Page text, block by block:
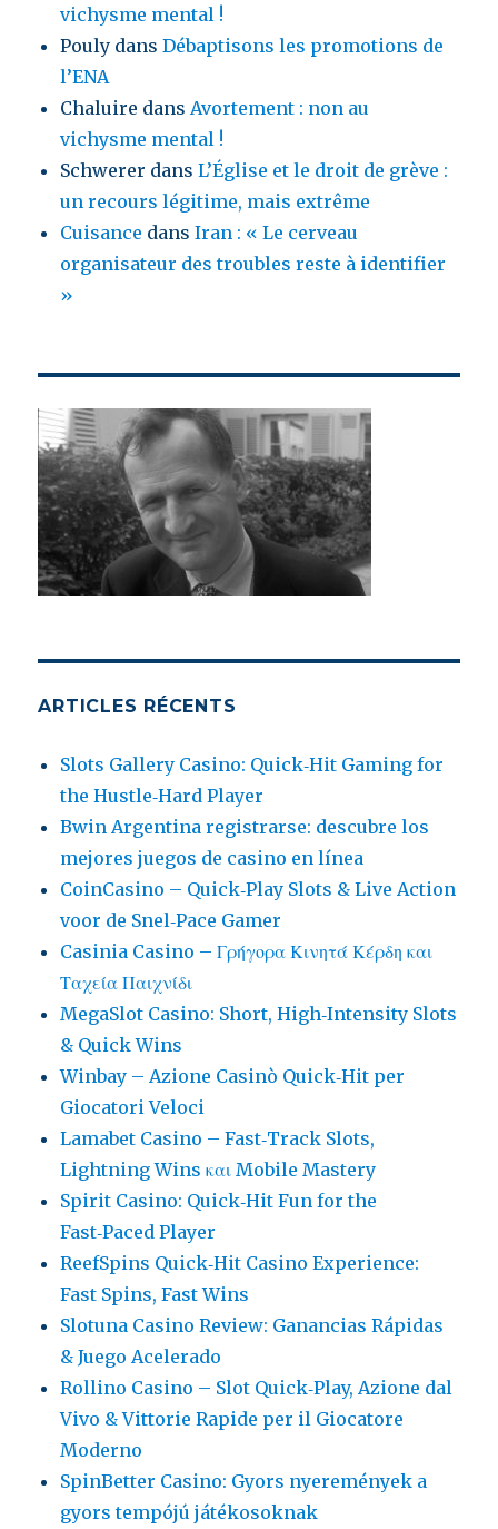
vichysme mental !
Pouly dansDébaptisons les promotions de
l’ENA
Chaluire dans Avortement : non au
vichysme mental !
Schwerer dansL’Église et le droit de grève :
un recours légitime, mais extrême
Cuisance dansIran : « Le cerveau
organisateur des troubles reste à identifier
»
ARTICLES RÉCENTS
Slots Gallery Casino: Quick‑Hit Gaming for
the Hustle‑Hard Player
Bwin Argentina registrarse: descubre los
mejores juegos de casino en línea
CoinCasino – Quick‑Play Slots & Live Action
voor de Snel‑Pace Gamer
Casinia Casino – Γρήγορα Κινητά Κέρδη και
Ταχεία Παιχνίδι
MegaSlot Casino: Short, High‑Intensity Slots
& Quick Wins
Winbay – Azione Casinò Quick‑Hit per
Giocatori Veloci
Lamabet Casino – Fast‑Track Slots,
Lightning Wins και Mobile Mastery
Spirit Casino: Quick‑Hit Fun for the
Fast‑Paced Player
ReefSpins Quick‑Hit Casino Experience:
Fast Spins, Fast Wins
Slotuna Casino Review: Ganancias Rápidas
& Juego Acelerado
Rollino Casino – Slot Quick‑Play, Azione dal
Vivo & Vittorie Rapide per il Giocatore
Moderno
SpinBetter Casino: Gyors nyeremények a
gyors tempójú játékosoknak